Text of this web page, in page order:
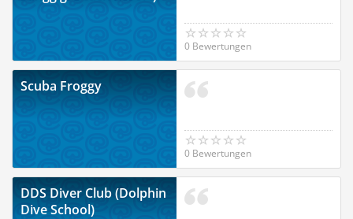
0 Bewertungen
Scuba Froggy
0 Bewertungen
DDS Diver Club (Dolphin
Dive School)